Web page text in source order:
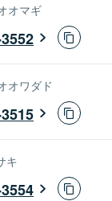
オマギ
オワダド
キ